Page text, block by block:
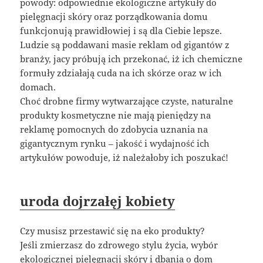
pielęgnacji skóry oraz porządkowania domu
funkcjonują prawidłowiej i są dla Ciebie lepsze.
Ludzie są poddawani masie reklam od gigantów z
branży, jacy próbują ich przekonać, iż ich chemiczne
formuły zdziałają cuda na ich skórze oraz w ich
domach.
Choć drobne firmy wytwarzające czyste, naturalne
produkty kosmetyczne nie mają pieniędzy na
reklamę pomocnych do zdobycia uznania na
gigantycznym rynku – jakość i wydajność ich
artykułów powoduje, iż należałoby ich poszukać!
uroda dojrzałęj kobiety
Czy musisz przestawić się na eko produkty?
Jeśli zmierzasz do zdrowego stylu życia, wybór
ekologicznej pielęgnacji skóry i dbania o dom